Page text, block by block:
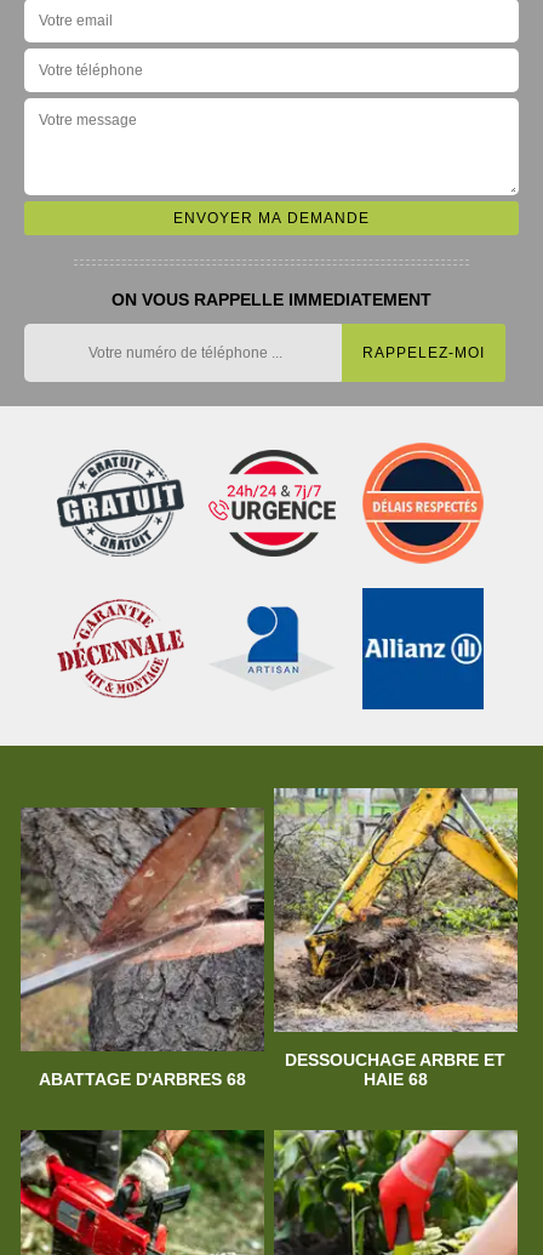
ON VOUS RAPPELLE IMMEDIATEMENT
ABATTAGE D'ARBRES 68
DESSOUCHAGE ARBRE ET
HAIE 68